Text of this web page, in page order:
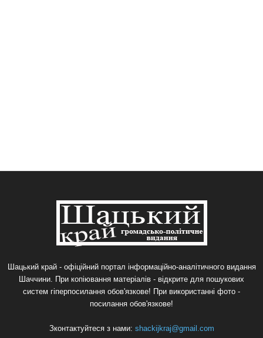
Шацький край - офіційний портал інформаційно-аналітичного видання
Шаччини. При копіювання матеріалів - відкрите для пошукових
систем гіперпосилання обов'язкове! При використанні фото -
посилання обов'язкове!
Зконтактуйтеся з нами: shackijkraj@gmail.com